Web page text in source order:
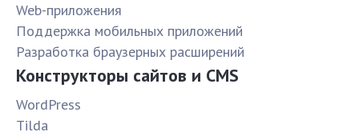
Web-приложения
Поддержка мобильных приложений
Разработка браузерных расширений
Конструкторы сайтов и CMS
WordPress
Tilda